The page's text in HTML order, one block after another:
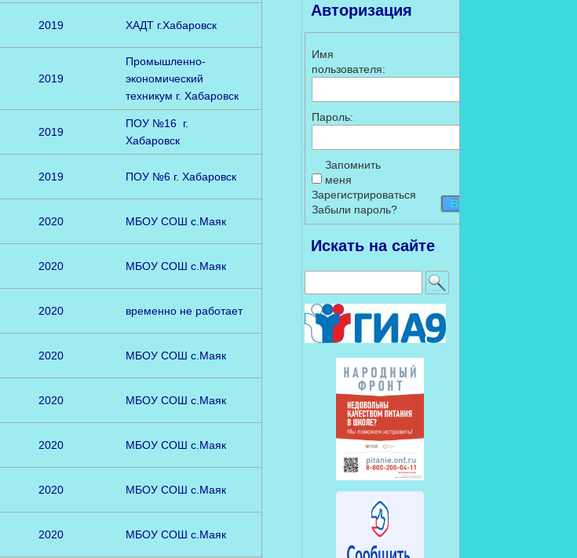
2019 ХАДТ г.Хабаровск
2019
Промышленно-
экономический
техникум г. Хабаровск
2019
ПОУ №16 г.
Хабаровск
2019 ПОУ №6 г. Хабаровск
2020 МБОУ СОШ с.Маяк
2020 МБОУ СОШ с.Маяк
2020 временно не работает
2020 МБОУ СОШ с.Маяк
2020 МБОУ СОШ с.Маяк
2020 МБОУ СОШ с.Маяк
2020 МБОУ СОШ с.Маяк
2020 МБОУ СОШ с.Маяк
Авторизация
Имя
пользователя:
Пароль:
Запомнить
меня
Войти
Зарегистрироваться
Забыли пароль?
Искать на сайте
Найти: